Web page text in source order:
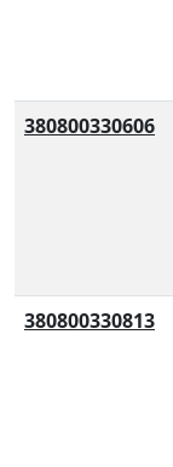
380800330606
380800330813